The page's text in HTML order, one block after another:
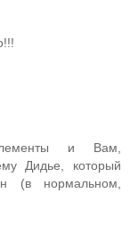
и Вам,
Дидье, который
(в нормальном,